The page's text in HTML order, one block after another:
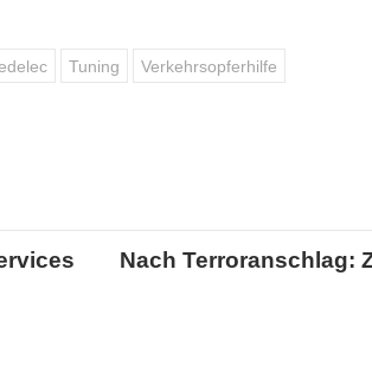
Tuning Verkehrsopferhilfe
Nach Terroranschlag: